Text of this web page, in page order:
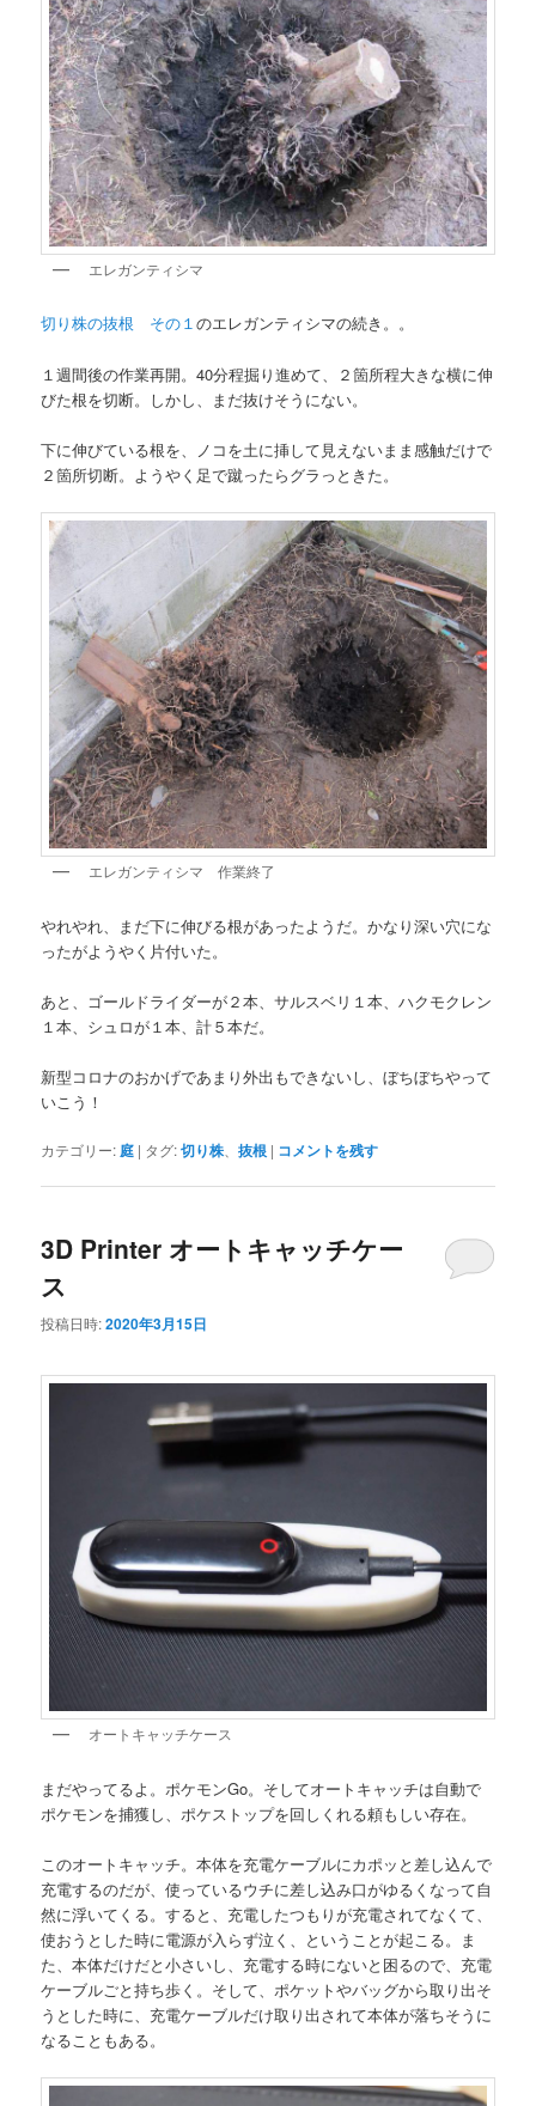
エレガンティシマ
切り株の抜根 その１のエレガンティシマの続き。。
１週間後の作業再開。40分程掘り進めて、２箇所程大きな横に伸
びた根を切断。しかし、まだ抜けそうにない。
下に伸びている根を、ノコを土に挿して見えないまま感触だけで
２箇所切断。ようやく足で蹴ったらグラっときた。
エレガンティシマ 作業終了
やれやれ、まだ下に伸びる根があったようだ。かなり深い穴にな
ったがようやく片付いた。
あと、ゴールドライダーが２本、サルスベリ１本、ハクモクレン
１本、シュロが１本、計５本だ。
新型コロナのおかげであまり外出もできないし、ぼちぼちやって
いこう！
カテゴリー: 庭 | タグ:切り株 、抜根 | コメントを残す
3D Printer オートキャッチケー
ス
投稿日時:2020年3月15日
オートキャッチケース
まだやってるよ。ポケモンGo。そしてオートキャッチは自動で
ポケモンを捕獲し、ポケストップを回しくれる頼もしい存在。
このオートキャッチ。本体を充電ケーブルにカポッと差し込んで
充電するのだが、使っているウチに差し込み口がゆるくなって自
然に浮いてくる。すると、充電したつもりが充電されてなくて、
使おうとした時に電源が入らず泣く、ということが起こる。ま
た、本体だけだと小さいし、充電する時にないと困るので、充電
ケーブルごと持ち歩く。そして、ポケットやバッグから取り出そ
うとした時に、充電ケーブルだけ取り出されて本体が落ちそうに
なることもある。